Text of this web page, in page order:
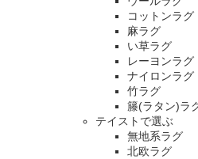
コットンラグ
麻ラグ
い草ラグ
レーヨンラグ
ナイロンラグ
竹ラグ
籐(ラタン)ラ
テイストで選ぶ
無地系ラグ
北欧ラグ